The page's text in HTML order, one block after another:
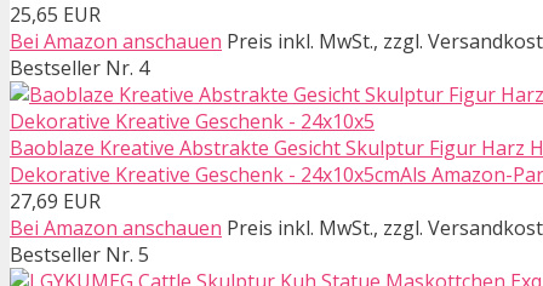
25,65 EUR
Bei Amazon anschauen Preis inkl. MwSt., zzgl.
Bestseller Nr. 4
Baoblaze Kreative Abstrakte Gesicht Skulptur Figur Harz
Dekorative Kreative Geschenk - 24x10x5cmAls Amazon-
27,69 EUR
Bei Amazon anschauen Preis inkl. MwSt., zzgl.
Bestseller Nr. 5